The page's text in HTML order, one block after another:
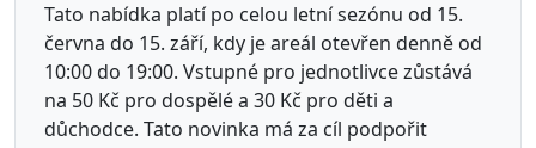
Tato nabídka platí po celou letní sezónu od 15.
června do 15. září, kdy je areál otevřen denně od
10:00 do 19:00. Vstupné pro jednotlivce zůstává
na 50 Kč pro dospělé a 30 Kč pro děti a
důchodce. Tato novinka má za cíl podpořit